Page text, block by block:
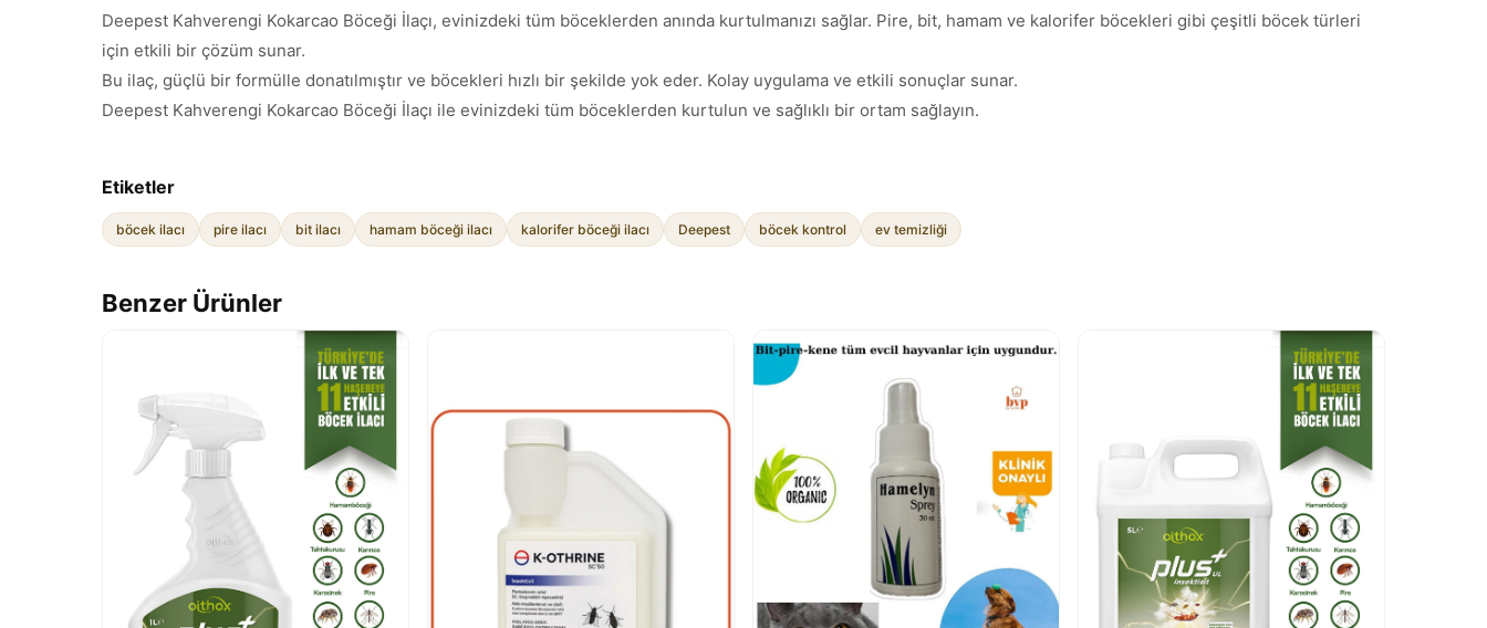
Deepest Kahverengi Kokarcao Böceği İlaçı, evinizdeki tüm böceklerden anında kurtulmanızı sağlar. Pire, bit, hamam ve kalorifer böcekleri gibi çeşitli böcek türleri
için etkili bir çözüm sunar.
Bu ilaç, güçlü bir formülle donatılmıştır ve böcekleri hızlı bir şekilde yok eder. Kolay uygulama ve etkili sonuçlar sunar.
Deepest Kahverengi Kokarcao Böceği İlaçı ile evinizdeki tüm böceklerden kurtulun ve sağlıklı bir ortam sağlayın.
Etiketler
böcek ilacı pire ilacı bit ilacı hamam böceği ilacı kalorifer böceği ilacı Deepest böcek kontrol ev temizliği
Benzer Ürünler